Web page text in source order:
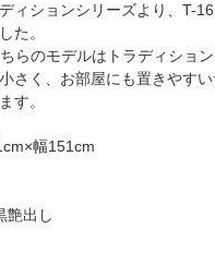
ィションシリーズより、T-
た。
らのモデルはトラディション
さく、お部屋にも置きやすい
す。
幅151cm
艶出し